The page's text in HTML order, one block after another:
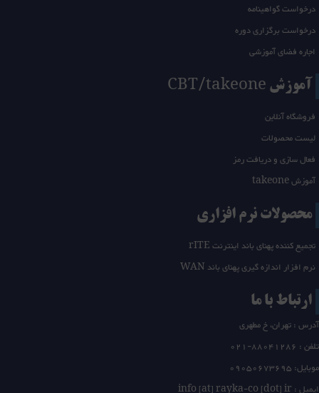
درخواست گواهینامه
درخواست برگزاری دوره
اجاره فضای آموزشی
آموزش CBT/takeone
فروشگاه آنلاین
لیست محصولات
فعال سازی و دریافت رمز
آموزش takeone
محصولات نرم افزاری
تجمیع کننده پهنای باند اینترنت rITE
نرم افزار اندازه گیری پهنای باند WAN
ارتباط با ما
آدرس : تهران، خ مطهری
تلفن : 21-88041286
0
موبایل: 09050673695
ایمیل : info [at] rayka-co [dot] ir